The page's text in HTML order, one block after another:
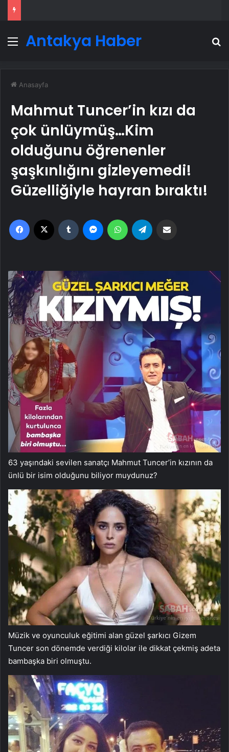
Menü
Antakya Haber
Anasayfa
Mahmut Tuncer’in kızı da
çok ünlüymüş…Kim
olduğunu öğrenenler
şaşkınlığını gizleyemedi!
Güzelliğiyle hayran bıraktı!
Facebook Tumblr MessengerWhatsApp
63 yaşındaki sevilen sanatçı Mahmut Tuncer’in kızının da
ünlü bir isim olduğunu biliyor muydunuz?
Müzik ve oyunculuk eğitimi alan güzel şarkıcı Gizem
Tuncer son dönemde verdiği kilolar ile dikkat çekmiş adeta
bambaşka biri olmuştu.